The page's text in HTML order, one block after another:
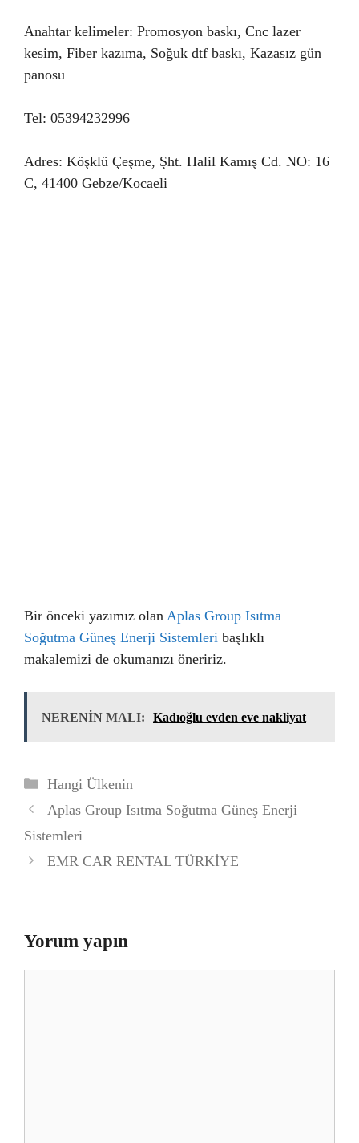
Anahtar kelimeler: Promosyon baskı, Cnc lazer
kesim, Fiber kazıma, Soğuk dtf baskı, Kazasız gün
panosu
Tel: 05394232996
Adres: Köşklü Çeşme, Şht. Halil Kamış Cd. NO: 16
C, 41400 Gebze/Kocaeli
Bir önceki yazımız olan Aplas Group Isıtma
Soğutma Güneş Enerji Sistemleri başlıklı
makalemizi de okumanızı öneririz.
NERENİN MALI: Kadıoğlu evden eve nakliyat
Kategoriler
Hangi Ülkenin
Aplas Group Isıtma Soğutma Güneş Enerji
Sistemleri
EMR CAR RENTAL TÜRKİYE
Yorum yapın